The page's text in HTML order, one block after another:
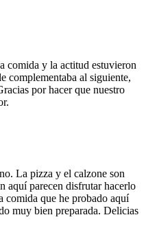
comida y la actitud estuvieron
complementaba al siguiente,
por hacer que nuestro
La pizza y el calzone son
aquí parecen disfrutar hacerlo
comida que he probado aquí
muy bien preparada. Delicias